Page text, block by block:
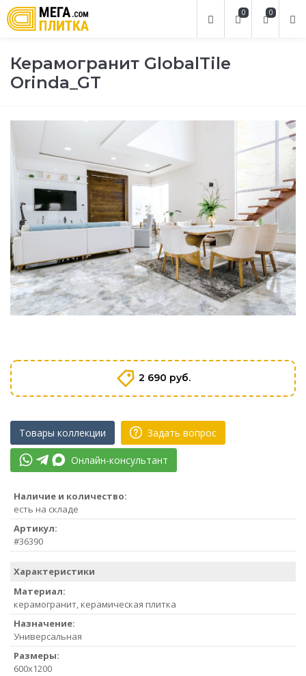
0
0
Керамогранит GlobalTile
Orinda_GT
2 690 руб.
Товары коллекции Задать вопрос
Онлайн-консультант
Наличие и количество:
есть на складе
Артикул:
#36390
Характеристики
Материал:
керамогранит, керамическая плитка
Назначение:
Универсальная
Размеры:
600x1200